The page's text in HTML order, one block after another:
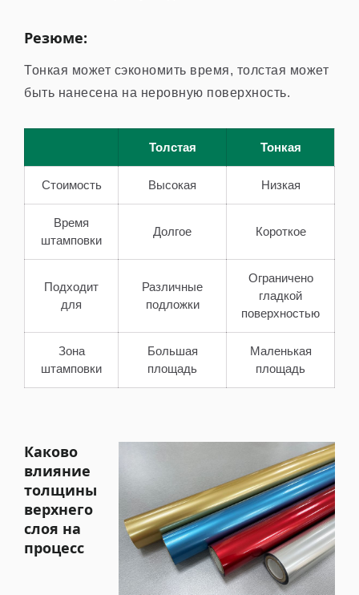
Резюме:
Тонкая может сэкономить время, толстая может
быть нанесена на неровную поверхность.
Толстая Тонкая
Стоимость Высокая Низкая
Время
штамповки
Долгое Короткое
Подходит
для
Различные
подложки
Ограничено
гладкой
поверхностью
Зона
штамповки
Большая
площадь
Маленькая
площадь
Каково
влияние
толщины
верхнего
слоя на
процесс